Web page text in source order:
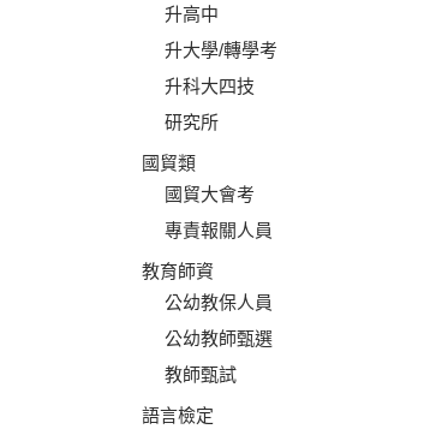
升高中
升大學/轉學考
升科大四技
研究所
國貿類
國貿大會考
專責報關人員
教育師資
公幼教保人員
公幼教師甄選
教師甄試
語言檢定